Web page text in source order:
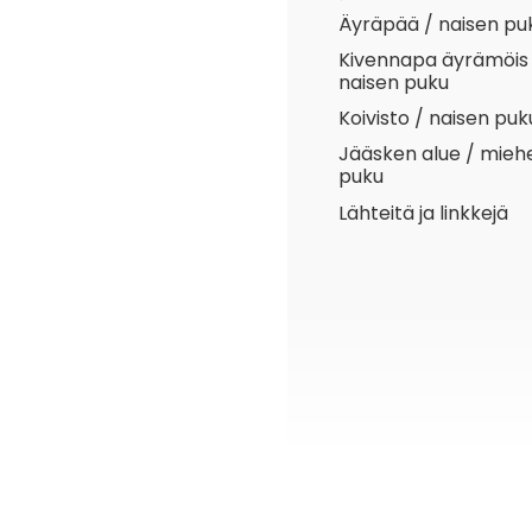
Äyräpää / naisen
Kivennapa
naisen puku
Koivisto / naisen
Jääsken alue /
puku
Lähteitä ja linkkejä